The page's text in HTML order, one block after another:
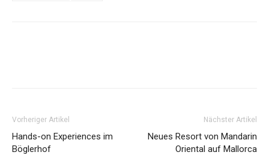
Vorheriger Artikel
Hands-on Experiences im
Böglerhof
Nächster Artikel
Neues Resort von Mandarin
Oriental auf Mallorca